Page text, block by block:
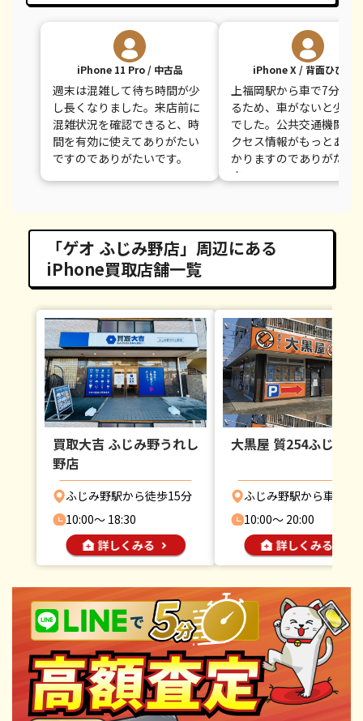
iPhone 11 Pro / 中古品
週末は混雑して待ち時間が少
し長くなりました。来店前に
混雑状況を確認できると、時
間を有効に使えてありがたい
ですのでありがたいです。
iPhone X / 背面ひびあり
上福岡駅から車で7分ほ
るため、車がないと少し
でした。公共交通機関で
クセス情報がもっとある
かりますのでありがたい
す。
「ゲオ ふじみ野店」周辺にある
iPhone買取店舗一覧
買取大吉 ふじみ野うれし
野店
ふじみ野駅から徒歩15分
10:00〜 18:30
大黒屋 質254ふじみ
ふじみ野駅から車で10
10:00〜 20:00